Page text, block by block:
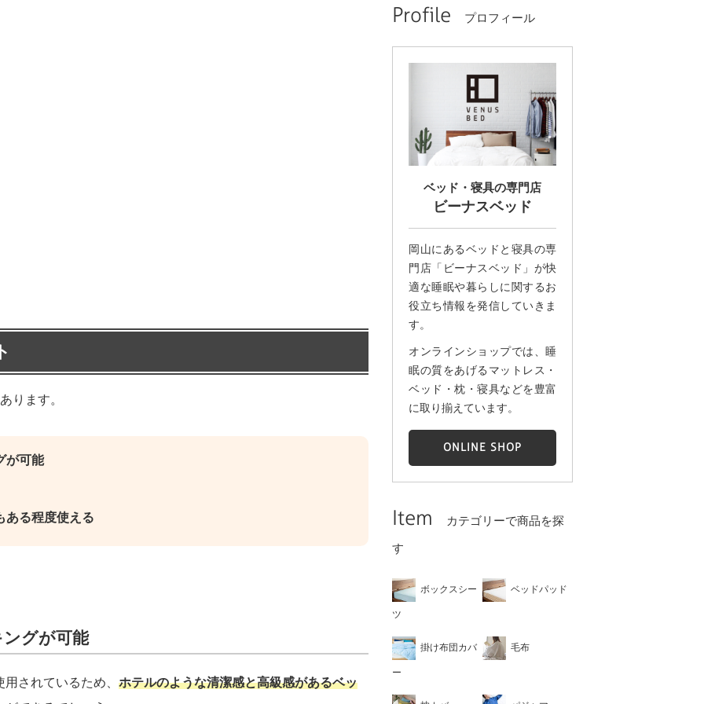
ります。
が可能
ある程度使える
グが可能
されているため、 ホテルのような清潔感と高級感があるベッ
Profile プロフィール
ベッド・寝具の専門店
ビーナスベッド
岡山にあるベッドと寝具の専
門店「ビーナスベッド」が快
適な睡眠や暮らしに関するお
役立ち情報を発信していきま
す。
オンラインショップでは、睡
眠の質をあげるマットレス・
ベッド・枕・寝具などを豊富
に取り揃えています。
ONLINE SHOP
Item
カテゴリーで商品を探
す
ボックスシー
ツ
ベッドパッド
掛け布団カバ
ー
毛布